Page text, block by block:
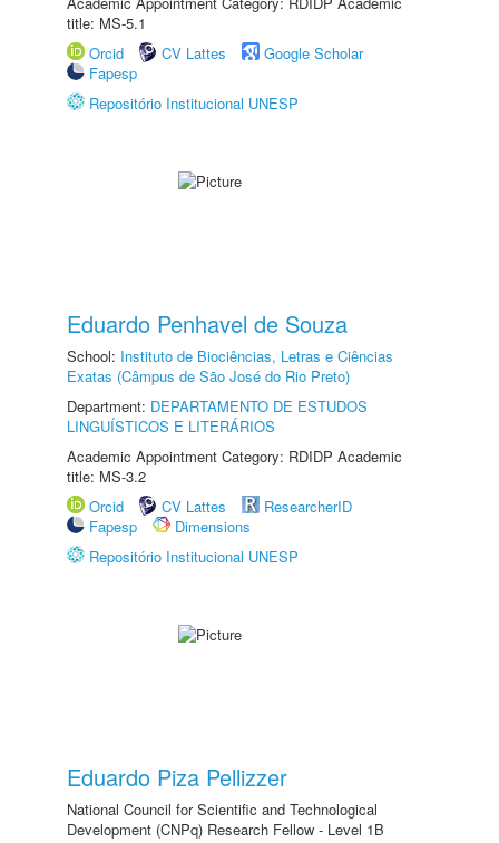
title: MS-5.1
Orcid
CV Lattes
Google Scholar
Fapesp
Repositório Institucional UNESP
Eduardo Penhavel de Souza
School: Instituto de Biociências, Letras e Ciências
Exatas (Câmpus de São José do Rio Preto)
Department: DEPARTAMENTO DE ESTUDOS
LINGUÍSTICOS E LITERÁRIOS
Academic Appointment Category: RDIDP Academic
title: MS-3.2
Orcid
CV Lattes
ResearcherID
Fapesp
Dimensions
Repositório Institucional UNESP
Eduardo Piza Pellizzer
National Council for Scientific and Technological
Development (CNPq) Research Fellow - Level 1B